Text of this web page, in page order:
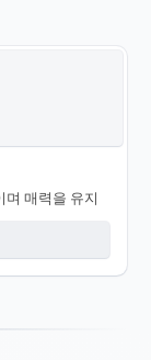
며 매력을 유지